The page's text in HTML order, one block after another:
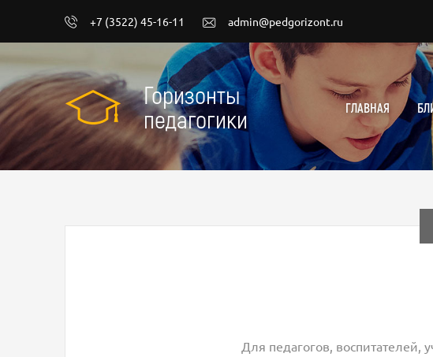
+7 (3522) 45-16-11 admin@pedgorizont.ru
Горизонты
педагогики
ГЛАВНАЯ
Для педагогов, воспитателей,